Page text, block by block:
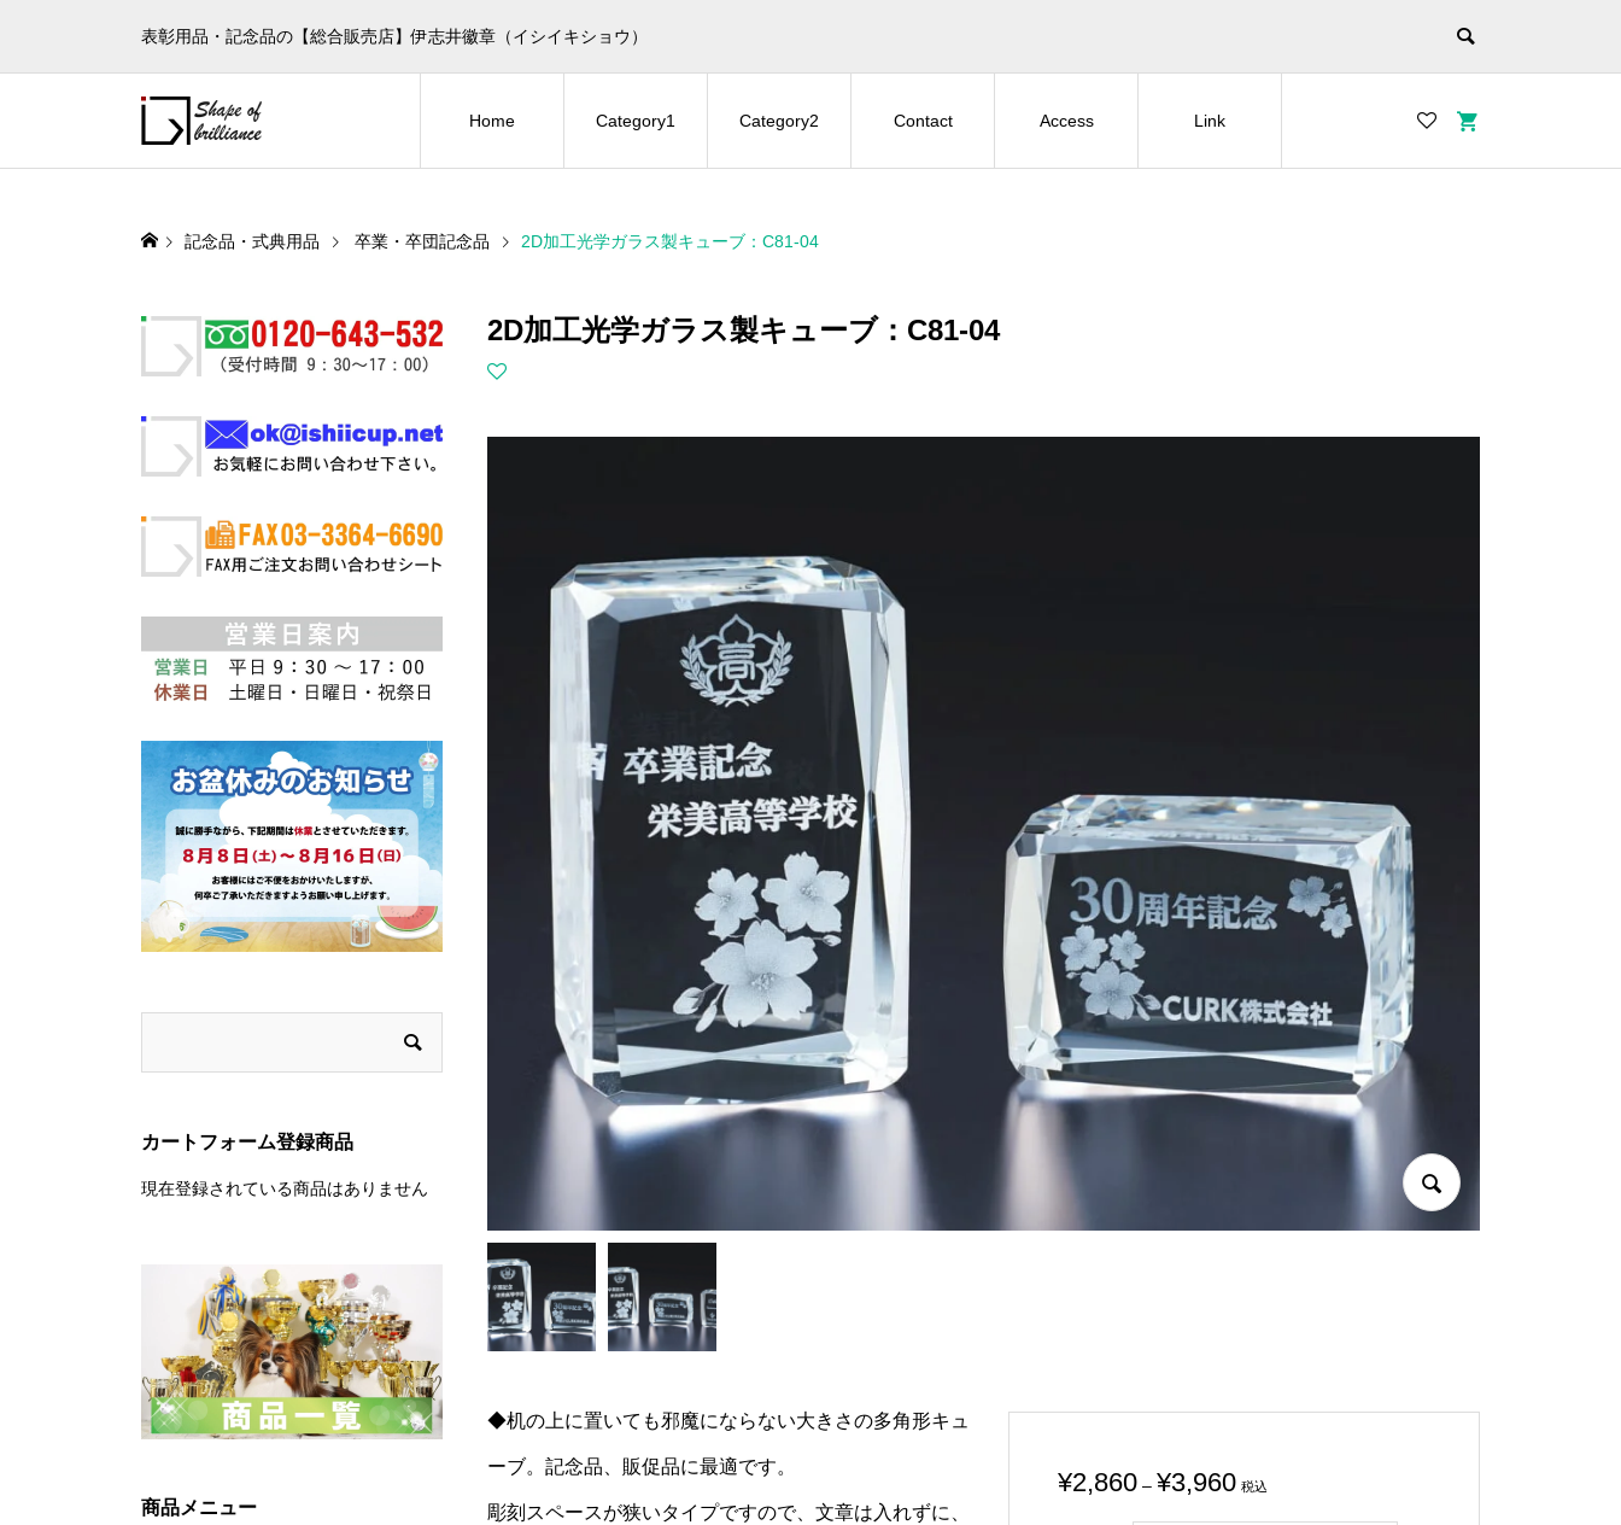
表彰用品・記念品の【総合販売店】伊志井徽章（イシイキショウ）
Home Category1 Category2 Contact Access Link
記念品・式典用品 卒業・卒団記念品 2D加工光学ガラス製キューブ：C81-04
2D加工光学ガラス製キューブ：C81-04
◆机の上に置いても邪魔にならない大きさの多角形キュ
ーブ。記念品、販促品に最適です。
彫刻スペースが狭いタイプですので、文章は入れずに、
¥2,860 – ¥3,960 税込
カートフォーム登録商品
現在登録されている商品はありません
商品メニュー